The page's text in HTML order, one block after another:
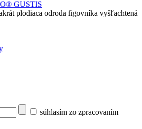
plodiaca odroda figovníka vyšľachtená
súhlasím zo zpracovaním